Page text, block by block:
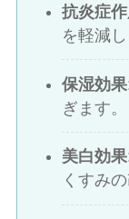
抗炎症作
を軽減し
保湿効果
ぎます。
美白効果
くすみ